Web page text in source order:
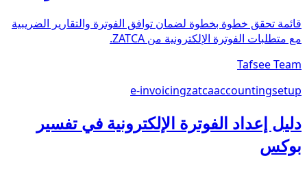
قائمة تحقق خطوة بخطوة لضمان توافق الفوترة والتقارير الضريبية
مع متطلبات الفوترة الإلكترونية من ZATCA.
Tafsee Team
e-invoicingzatcaaccountingsetup
دليل إعداد الفوترة الإلكترونية في تفسير
بوكس